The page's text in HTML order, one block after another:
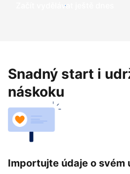
Začít vydělávat ještě dnes
Snadný start i
náskoku
Importujte údaje o svém